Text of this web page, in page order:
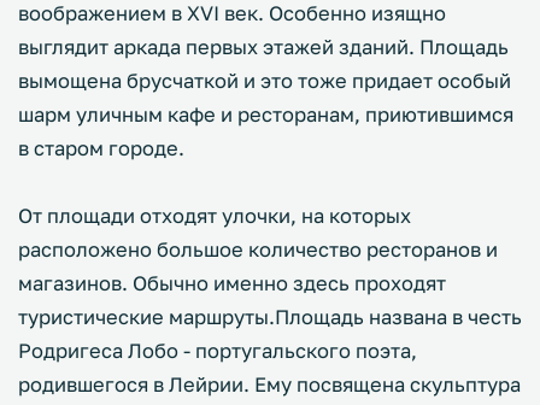
воображением в XVI век. Особенно изящно
выглядит аркада первых этажей зданий. Площадь
вымощена брусчаткой и это тоже придает особый
шарм уличным кафе и ресторанам, приютившимся
в старом городе.
От площади отходят улочки, на которых
расположено большое количество ресторанов и
магазинов. Обычно именно здесь проходят
туристические маршруты.Площадь названа в честь
Родригеса Лобо - португальского поэта,
родившегося в Лейрии. Ему посвящена скульптура